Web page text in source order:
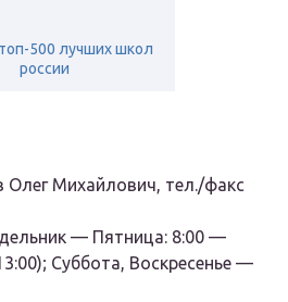
500 лучших школ
россии
Олег Михайлович, тел./факс
— Пятница: 8:00 —
Суббота, Воскресенье —